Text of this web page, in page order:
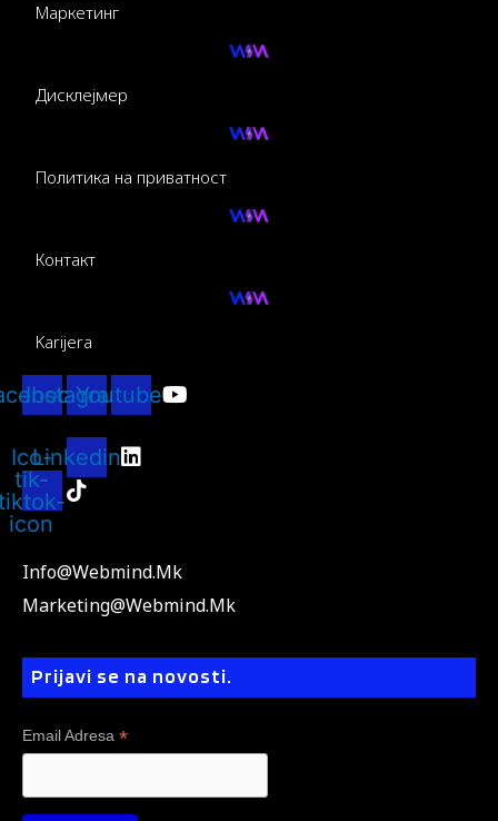
Маркетинг
Дисклејмер
Политика на приватност
Контакт
Karijera
Instagram
Youtube
Ico-
tik-
icon
Linkedin
Info@webmind.mk
Marketing@webmind.mk
Prijavi se na novosti.
Email Adresa *